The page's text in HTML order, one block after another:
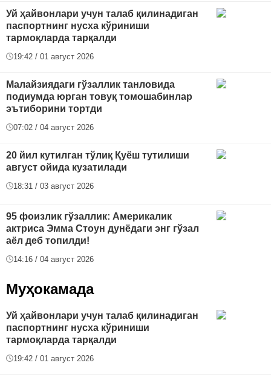
Уй ҳайвонлари учун талаб қилинадиган
паспортнинг нусха кўриниши
тармоқларда тарқалди
19:42 / 01 август 2026
Малайзиядаги гўзаллик танловида
подиумда юрган товуқ томошабинлар
эътиборини тортди
07:02 / 04 август 2026
20 йил кутилган тўлиқ Қуёш тутилиши
август ойида кузатилади
18:31 / 03 август 2026
95 фоизлик гўзаллик: Америкалик
актриса Эмма Стоун дунёдаги энг гўзал
аёл деб топилди!
14:16 / 04 август 2026
Муҳокамада
Уй ҳайвонлари учун талаб қилинадиган
паспортнинг нусха кўриниши
тармоқларда тарқалди
19:42 / 01 август 2026